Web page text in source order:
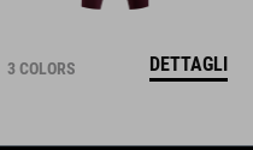
3 COLORS DETTAGLI